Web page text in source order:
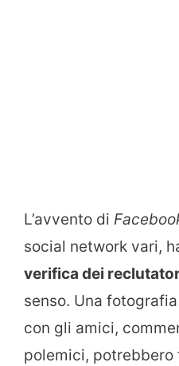
L’avvento di
social network vari,
verifica dei
senso. Una
con gli amici,
polemici, potrebbero